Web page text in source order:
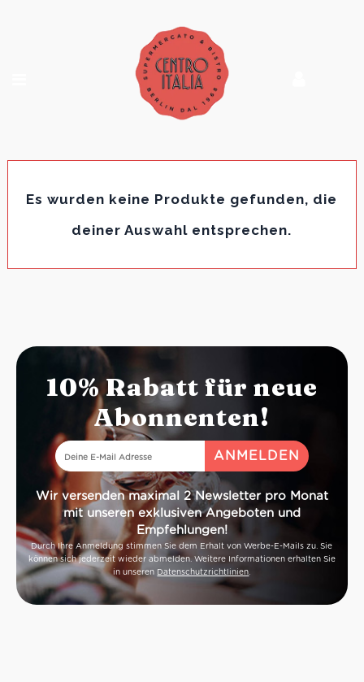
Es wurden keine Produkte gefunden, die
deiner Auswahl entsprechen.
10% Rabatt für neue
Abonnenten!
Wir versenden maximal 2 Newsletter pro Monat
mit unseren exklusiven Angeboten und
Empfehlungen!
Durch Ihre Anmeldung stimmen Sie dem Erhalt von Werbe-E-Mails zu. Sie
können sich jederzeit wieder abmelden. Weitere Informationen erhalten Sie
in unseren Datenschutzrichtlinien.